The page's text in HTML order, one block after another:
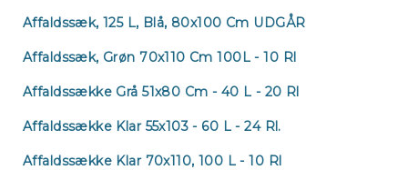
Affaldssæk, 125 L, Blå, 80x100 Cm UDGÅR
Affaldssæk, Grøn 70x110 Cm 100L - 10 Rl
Affaldssække Grå 51x80 Cm - 40 L - 20 Rl
Affaldssække Klar 55x103 - 60 L - 24 Rl.
Affaldssække Klar 70x110, 100 L - 10 Rl